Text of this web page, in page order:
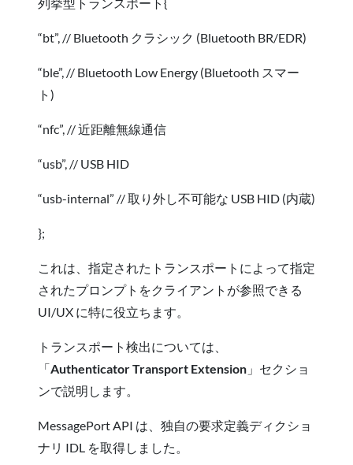
列挙型トランスポート{
“bt”, // Bluetooth クラシック (Bluetooth BR/EDR)
“ble”, // Bluetooth Low Energy (Bluetooth スマー
ト)
“nfc”, // 近距離無線通信
“usb”, // USB HID
“usb-internal” // 取り外し不可能な USB HID (内蔵)
};
これは、指定されたトランスポートによって指定
されたプロンプトをクライアントが参照できる
UI/UX に特に役立ちます。
トランスポート検出については、
「Authenticator Transport Extension 」セクショ
ンで説明します。
MessagePort API は、独自の要求定義ディクショ
ナリ IDL を取得しました。